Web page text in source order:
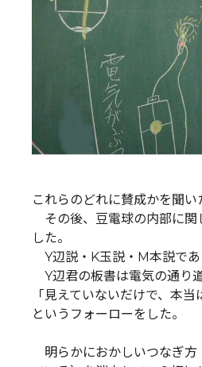
これらのどれに賛成かを聞い
その後、豆電球の内部に関
した。
Y辺説・K玉説・M本説であ
Y辺君の板書は電気の通り
「見えていないだけで、本当
というフォーローをした。
明らかにおかしいつなぎ方